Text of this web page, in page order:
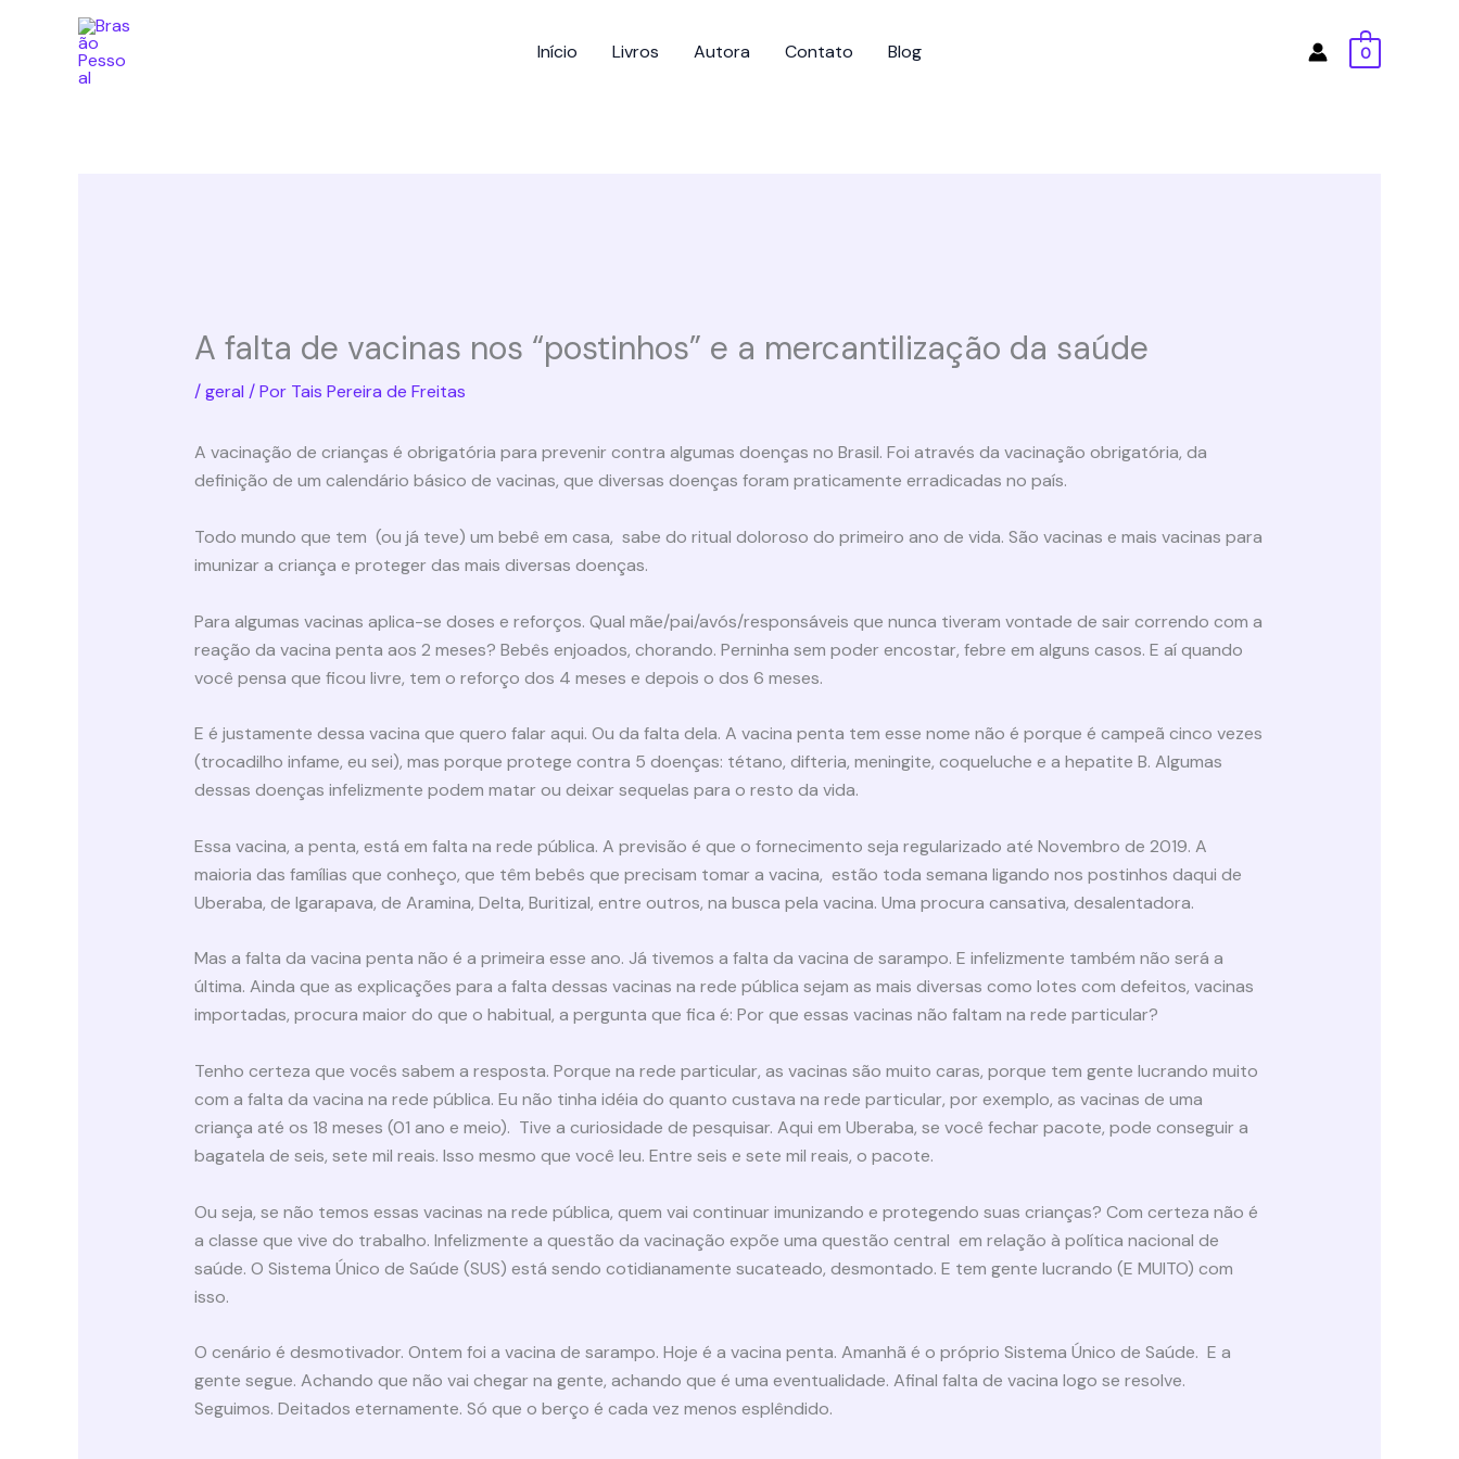
Início Livros Autora Contato Blog 0
A falta de vacinas nos “postinhos” e a mercantilização da saúde
/geral / Por Tais Pereira de Freitas
A vacinação de crianças é obrigatória para prevenir contra algumas doenças no Brasil. Foi através da vacinação obrigatória, da
definição de um calendário básico de vacinas, que diversas doenças foram praticamente erradicadas no país.
Todo mundo que tem (ou já teve) um bebê em casa, sabe do ritual doloroso do primeiro ano de vida. São vacinas e mais vacinas para
imunizar a criança e proteger das mais diversas doenças.
Para algumas vacinas aplica-se doses e reforços. Qual mãe/pai/avós/responsáveis que nunca tiveram vontade de sair correndo com a
reação da vacina penta aos 2 meses? Bebês enjoados, chorando. Perninha sem poder encostar, febre em alguns casos. E aí quando
você pensa que ficou livre, tem o reforço dos 4 meses e depois o dos 6 meses.
E é justamente dessa vacina que quero falar aqui. Ou da falta dela. A vacina penta tem esse nome não é porque é campeã cinco vezes
(trocadilho infame, eu sei), mas porque protege contra 5 doenças: tétano, difteria, meningite, coqueluche e a hepatite B. Algumas
dessas doenças infelizmente podem matar ou deixar sequelas para o resto da vida.
Essa vacina, a penta, está em falta na rede pública. A previsão é que o fornecimento seja regularizado até Novembro de 2019. A
maioria das famílias que conheço, que têm bebês que precisam tomar a vacina, estão toda semana ligando nos postinhos daqui de
Uberaba, de Igarapava, de Aramina, Delta, Buritizal, entre outros, na busca pela vacina. Uma procura cansativa, desalentadora.
Mas a falta da vacina penta não é a primeira esse ano. Já tivemos a falta da vacina de sarampo. E infelizmente também não será a
última. Ainda que as explicações para a falta dessas vacinas na rede pública sejam as mais diversas como lotes com defeitos, vacinas
importadas, procura maior do que o habitual, a pergunta que fica é: Por que essas vacinas não faltam na rede particular?
Tenho certeza que vocês sabem a resposta. Porque na rede particular, as vacinas são muito caras, porque tem gente lucrando muito
com a falta da vacina na rede pública. Eu não tinha idéia do quanto custava na rede particular, por exemplo, as vacinas de uma
criança até os 18 meses (01 ano e meio). Tive a curiosidade de pesquisar. Aqui em Uberaba, se você fechar pacote, pode conseguir a
bagatela de seis, sete mil reais. Isso mesmo que você leu. Entre seis e sete mil reais, o pacote.
Ou seja, se não temos essas vacinas na rede pública, quem vai continuar imunizando e protegendo suas crianças? Com certeza não é
a classe que vive do trabalho. Infelizmente a questão da vacinação expõe uma questão central em relação à política nacional de
saúde. O Sistema Único de Saúde (SUS) está sendo cotidianamente sucateado, desmontado. E tem gente lucrando (E MUITO) com
isso.
O cenário é desmotivador. Ontem foi a vacina de sarampo. Hoje é a vacina penta. Amanhã é o próprio Sistema Único de Saúde. E a
gente segue. Achando que não vai chegar na gente, achando que é uma eventualidade. Afinal falta de vacina logo se resolve.
Seguimos. Deitados eternamente. Só que o berço é cada vez menos esplêndido.